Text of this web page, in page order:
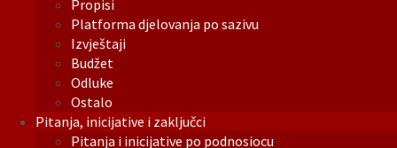
Propisi
Platforma djelovanja po sazivu
Izvještaji
Budžet
Odluke
Ostalo
Pitanja, inicijative i zaključci
Pitanja i inicijative po podnosiocu